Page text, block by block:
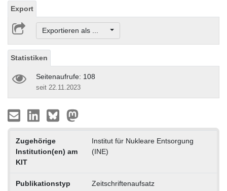
Export
Exportieren als ...
Statistiken
Seitenaufrufe: 108
seit 22.11.2023
Zugehörige
Institution(en) am
KIT
Institut für Nukleare Entsorgung
(INE)
Publikationstyp Zeitschriftenaufsatz